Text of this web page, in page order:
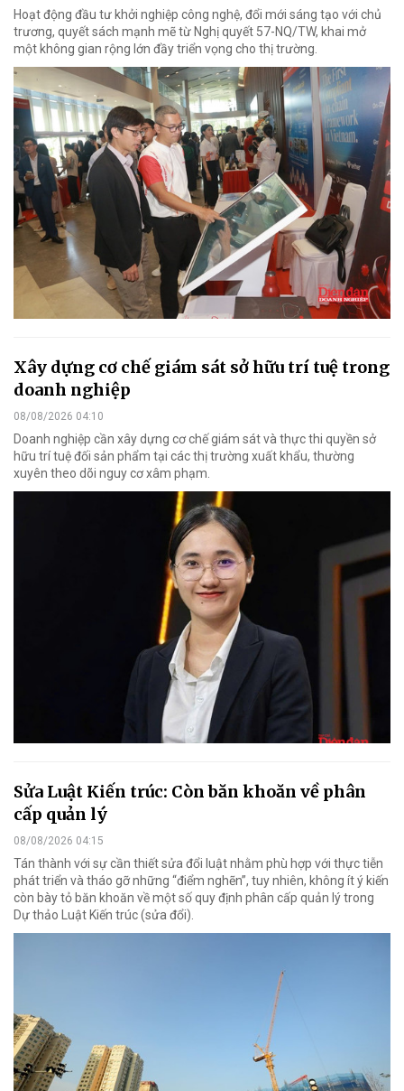
Hoạt động đầu tư khởi nghiệp công nghệ, đổi mới sáng tạo với chủ
trương, quyết sách mạnh mẽ từ Nghị quyết 57-NQ/TW, khai mở
một không gian rộng lớn đầy triển vọng cho thị trường.
Xây dựng cơ chế giám sát sở hữu trí tuệ trong
doanh nghiệp
08/08/2026 04:10
Doanh nghiệp cần xây dựng cơ chế giám sát và thực thi quyền sở
hữu trí tuệ đối sản phẩm tại các thị trường xuất khẩu, thường
xuyên theo dõi nguy cơ xâm phạm.
Sửa Luật Kiến trúc: Còn băn khoăn về phân
cấp quản lý
08/08/2026 04:15
Tán thành với sự cần thiết sửa đổi luật nhằm phù hợp với thực tiễn
phát triển và tháo gỡ những “điểm nghẽn”, tuy nhiên, không ít ý kiến
còn bày tỏ băn khoăn về một số quy định phân cấp quản lý trong
Dự thảo Luật Kiến trúc (sửa đổi).